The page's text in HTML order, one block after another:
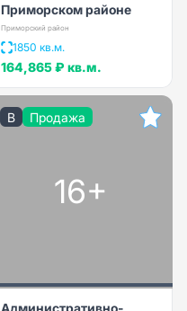
Приморском районе
Приморский район
1850 кв.м.
164,865 ₽ кв.м.
B Продажа
16+
Административно-